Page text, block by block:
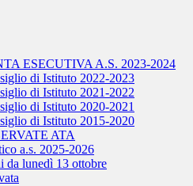
ESECUTIVA A.S. 2023-2024
di Istituto 2022-2023
di Istituto 2021-2022
di Istituto 2020-2021
di Istituto 2015-2020
ATA
a.s. 2025-2026
da lunedì 13 ottobre